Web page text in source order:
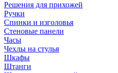
Решения для прихожей
Ручки
Спинки и изголовья
Стеновые панели
Часы
Чехлы на стулья
Шкафы
Штанги